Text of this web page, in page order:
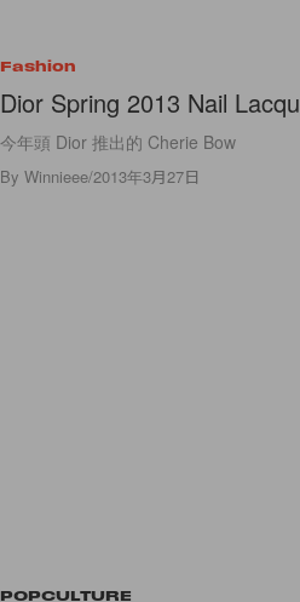
Fashion
Dior Spring 2013 Nail
今年頭 Dior 推出的 Cherie Bow
By Winnieee/2013年3月27日
POPCULTURE